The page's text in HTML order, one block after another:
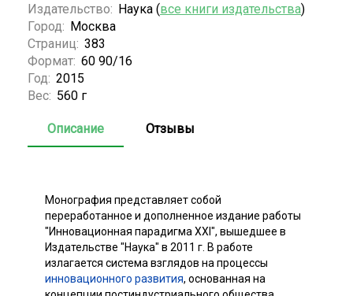
Издательство: Наука (все книги издательства)
Город: Москва
Страниц: 383
Формат: 60 90/16
Год: 2015
Вес: 560 г
Описание Отзывы
Монография представляет собой
переработанное и дополненное издание работы
"Инновационная парадигма XXI", вышедшее в
Издательстве "Наука" в 2011 г. В работе
излагается система взглядов на процессы
инновационного развития, основанная на